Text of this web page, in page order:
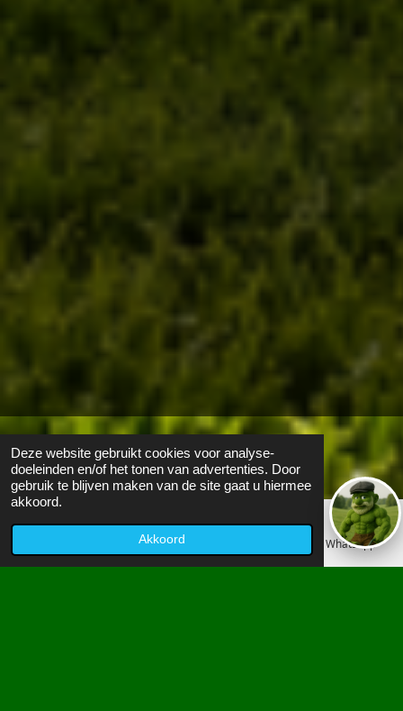
Deze website gebruikt cookies voor analyse-
doeleinden en/of het tonen van advertenties. Door
gebruik te blijven maken van de site gaat u hiermee
akkoord.
AkkoordTelefoonnummer WhatsApp
WINNAAR
CALCULATOR OUD